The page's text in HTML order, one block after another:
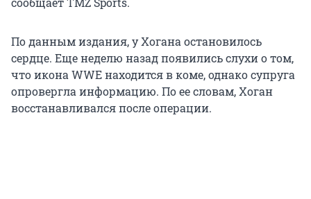
По данным издания, у Хогана остановилось
сердце. Еще неделю назад появились слухи о том,
что икона WWE находится в коме, однако супруга
опровергла информацию. По ее словам, Хоган
восстанавливался после операции.